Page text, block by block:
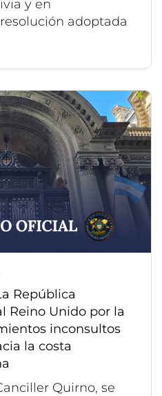
y en
adoptada
República
Reino Unido por la
inconsultos
la costa
Quirno, se